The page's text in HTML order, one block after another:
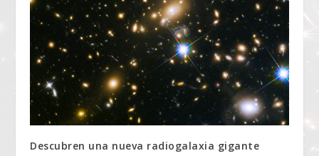
Descubren una nueva radiogalaxia gigante